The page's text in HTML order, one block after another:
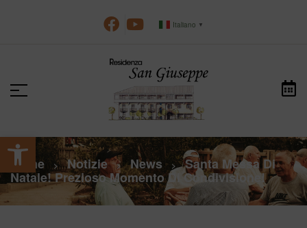
Apri la barra degli strumenti
Italiano ▼
Home > Notizie > News > Santa Messa Di
Natale! Prezioso Momento Di Condivisione!